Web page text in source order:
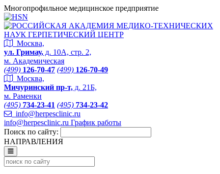
Многопрофильное медицинское предприятие
Москва,
ул. Гримау, д. 10А, стр. 2,
м. Академическая
(499) 126-70-47 (499) 126-70-49
Москва,
Мичуринский пр-т, д. 21Б,
м. Раменки
(495) 734-23-41 (495) 734-23-42
info@herpesclinic.ru
info@herpesclinic.ru График работы
Поиск по сайту:
НАПРАВЛЕНИЯ